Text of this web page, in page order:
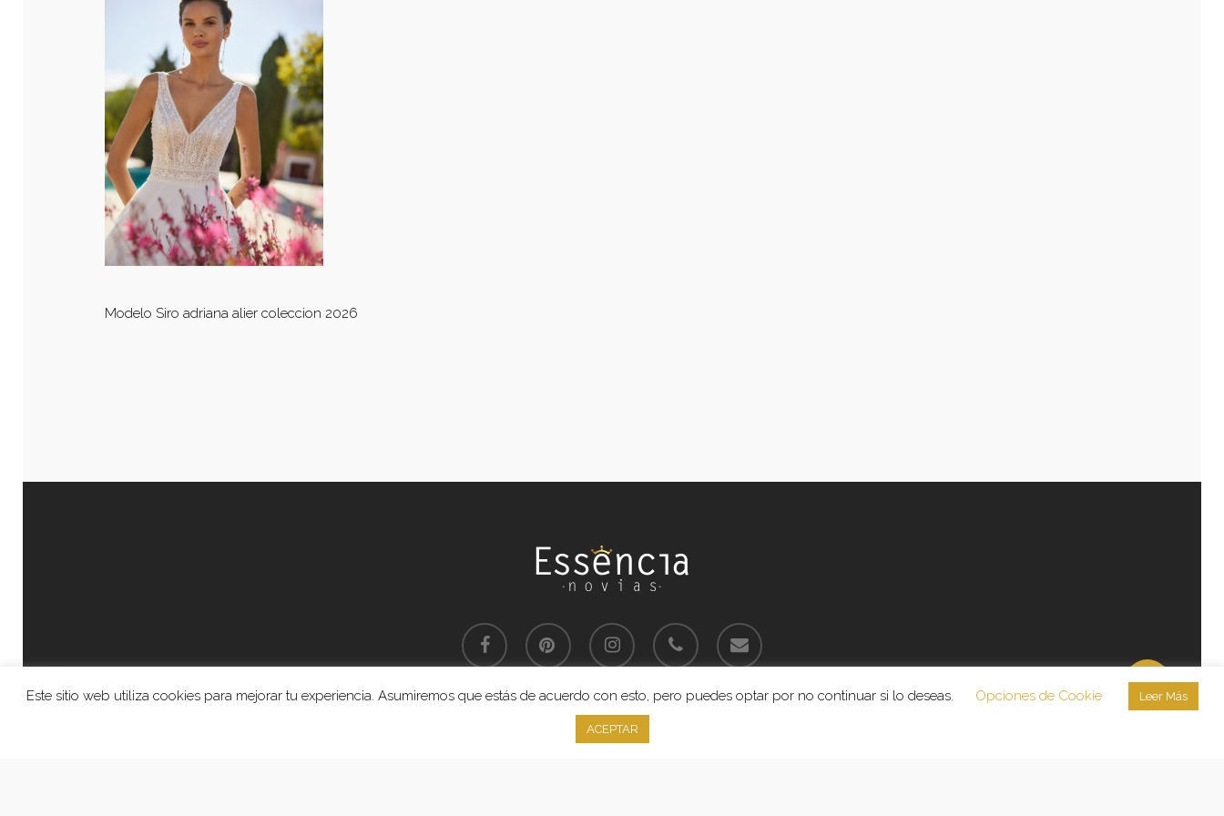
Modelo Siro adriana alier coleccion 2026
facebook pinterest instagram phone email
Aviso Legaly Política de Privacidad
© 2026 Essencia Novias. Proyecto realizado por Grado Creativo
Este sitio web utiliza cookies para mejorar tu experiencia. Asumiremos que estás de acuerdo con esto, pero puedes optar por no continuar si lo deseas. Opciones de Cookie Leer Más
ACEPTAR